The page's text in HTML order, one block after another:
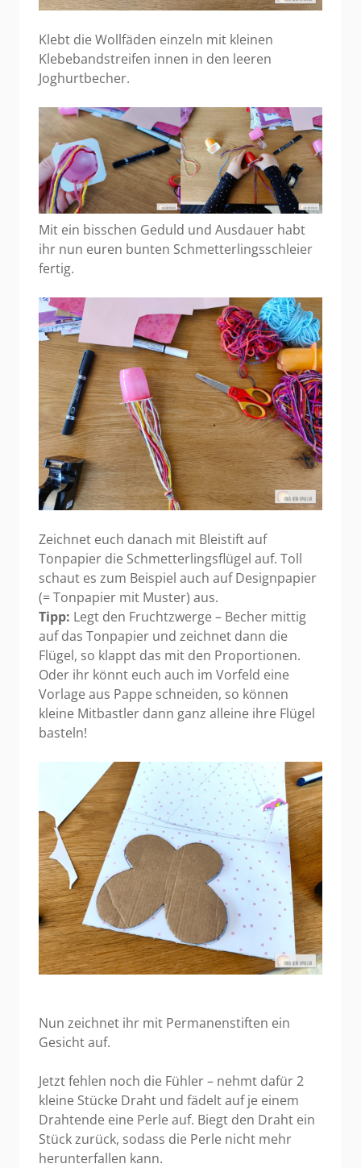
Klebt die Wollfäden einzeln mit kleinen
Klebebandstreifen innen in den leeren
Joghurtbecher.
Mit ein bisschen Geduld und Ausdauer habt
ihr nun euren bunten Schmetterlingsschleier
fertig.
Zeichnet euch danach mit Bleistift auf
Tonpapier die Schmetterlingsflügel auf. Toll
schaut es zum Beispiel auch auf Designpapier
(= Tonpapier mit Muster) aus.
Tipp: Legt den Fruchtzwerge – Becher mittig
auf das Tonpapier und zeichnet dann die
Flügel, so klappt das mit den Proportionen.
Oder ihr könnt euch auch im Vorfeld eine
Vorlage aus Pappe schneiden, so können
kleine Mitbastler dann ganz alleine ihre Flügel
basteln!
Nun zeichnet ihr mit Permanenstiften ein
Gesicht auf.
Jetzt fehlen noch die Fühler – nehmt dafür 2
kleine Stücke Draht und fädelt auf je einem
Drahtende eine Perle auf. Biegt den Draht ein
Stück zurück, sodass die Perle nicht mehr
herunterfallen kann.